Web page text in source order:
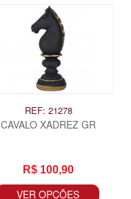
REF: 21278
CAVALO XADREZ GR
R$ 100,90
VER OPÇÕES